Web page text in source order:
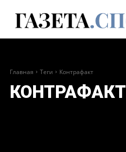
Главная Теги Контрафакт
КОНТРАФАКТ